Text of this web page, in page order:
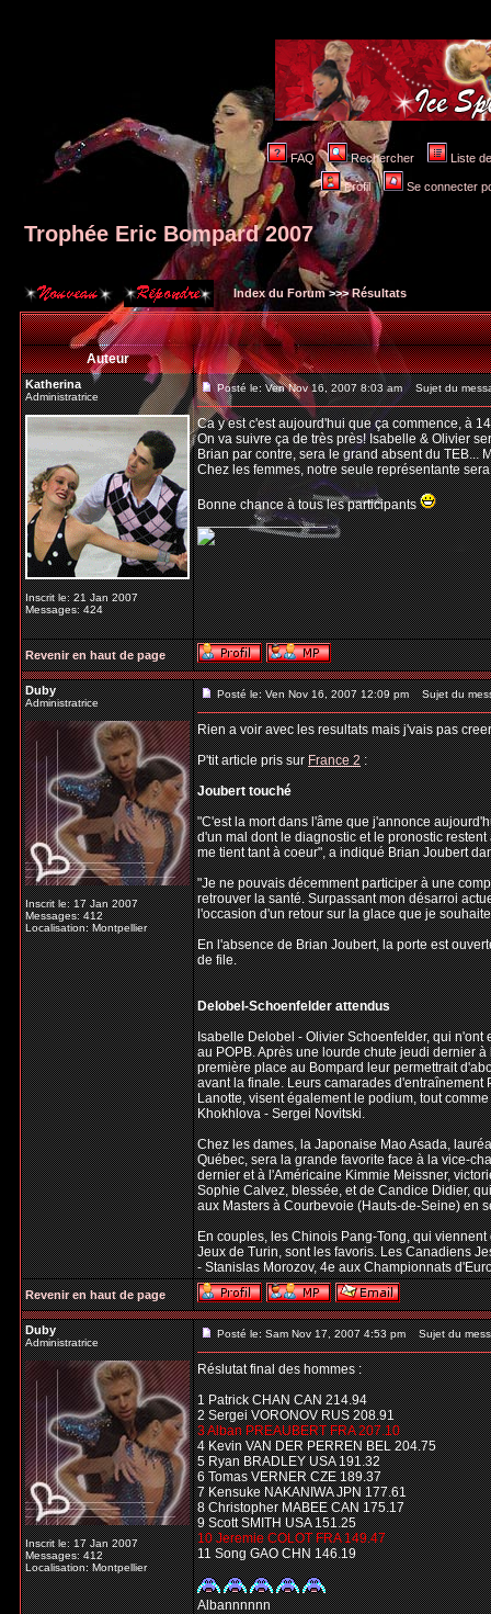
FAQ Rechercher Liste
Profil Se connecter
Trophée Eric Bompard 2007
Index du Forum>>>Résultats
Auteur
Katherina
Administratrice
Inscrit le: 21 Jan 2007
Messages: 424
Posté le: Ven Nov 16, 2007 8:03 am Sujet du
Ca y est c'est aujourd'hui que ça commence, à
On va suivre ça de très près! Isabelle & Olivier
Brian par contre, sera le grand absent du TEB...
Chez les femmes, notre seule représentante
Bonne chance à tous les participants
_________________
Revenir en haut de page
Duby
Administratrice
Inscrit le: 17 Jan 2007
Messages: 412
Localisation: Montpellier
Posté le: Ven Nov 16, 2007 12:09 pm Sujet du
Rien a voir avec les resultats mais j'vais pas
P'tit article pris surFrance 2:
Joubert touché
"C'est la mort dans l'âme que j'annonce
d'un mal dont le diagnostic et le pronostic
me tient tant à coeur", a indiqué Brian Joubert
"Je ne pouvais décemment participer à une
retrouver la santé. Surpassant mon désarroi
l'occasion d'un retour sur la glace que je
En l'absence de Brian Joubert, la porte est
de file.
Delobel-Schoenfelder attendus
Isabelle Delobel - Olivier Schoenfelder, qui
au POPB. Après une lourde chute jeudi dernier
première place au Bompard leur permettrait
avant la finale. Leurs camarades
Lanotte, visent également le podium, tout
Khokhlova - Sergei Novitski.
Chez les dames, la Japonaise Mao Asada,
Québec, sera la grande favorite face à la vice-
dernier et à l'Américaine Kimmie Meissner,
Sophie Calvez, blessée, et de Candice Didier,
aux Masters à Courbevoie (Hauts-de-Seine) en
En couples, les Chinois Pang-Tong, qui
Jeux de Turin, sont les favoris. Les Canadiens
- Stanislas Morozov, 4e aux Championnats
Revenir en haut de page
Duby
Administratrice
Inscrit le: 17 Jan 2007
Messages: 412
Localisation: Montpellier
Posté le: Sam Nov 17, 2007 4:53 pm Sujet du
Réslutat final des hommes :
1 Patrick CHAN CAN 214.94
2 Sergei VORONOV RUS 208.91
3 Alban PREAUBERT FRA 207.10
4 Kevin VAN DER PERREN BEL 204.75
5 Ryan BRADLEY USA 191.32
6 Tomas VERNER CZE 189.37
7 Kensuke NAKANIWA JPN 177.61
8 Christopher MABEE CAN 175.17
9 Scott SMITH USA 151.25
10 Jeremie COLOT FRA 149.47
11 Song GAO CHN 146.19
Albannnnnn